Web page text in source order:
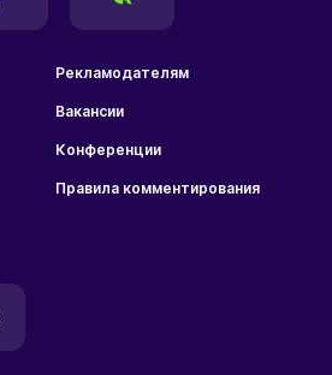
Рекламодателям
Вакансии
Конференции
Правила комментирования